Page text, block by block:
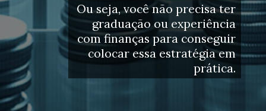
Ou seja, você não precisa ter
graduação ou experiência
com finanças para conseguir
colocar essa estratégia em
prática.